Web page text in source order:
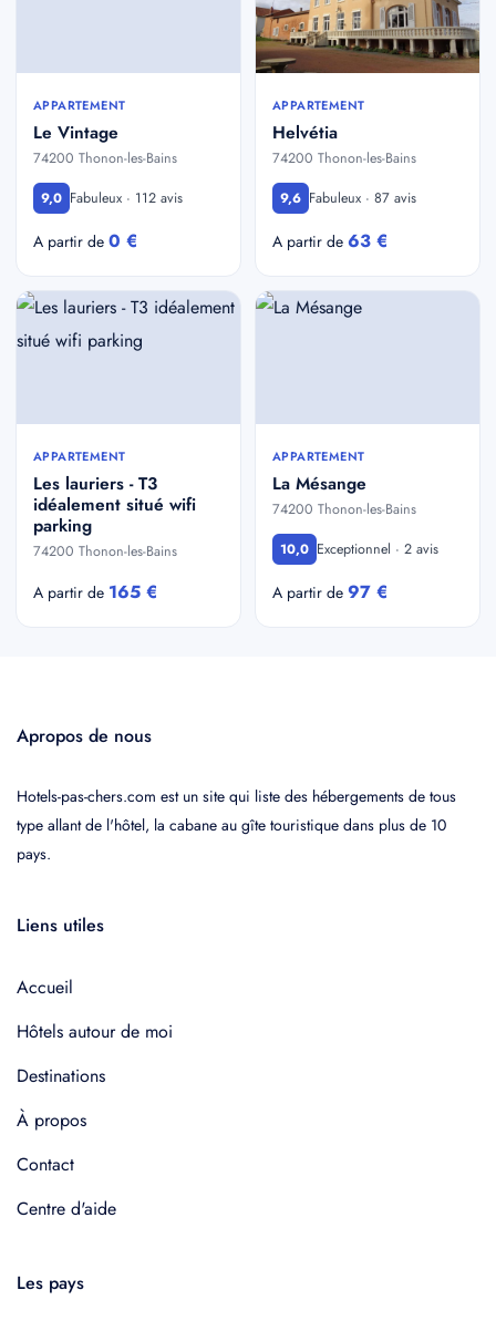
APPARTEMENT
Le Vintage
74200 Thonon-les-Bains
9,0 Fabuleux · 112 avis
A partir de 0 €
APPARTEMENT
Helvétia
74200 Thonon-les-Bains
9,6 Fabuleux · 87 avis
A partir de 63 €
APPARTEMENT
Les lauriers - T3
idéalement situé wifi
parking
74200 Thonon-les-Bains
A partir de 165 €
APPARTEMENT
La Mésange
74200 Thonon-les-Bains
10,0 Exceptionnel · 2 avis
A partir de 97 €
Apropos de nous
Hotels-pas-chers.com est un site qui liste des hébergements de tous
type allant de l'hôtel, la cabane au gîte touristique dans plus de 10
pays.
Liens utiles
Accueil
Hôtels autour de moi
Destinations
À propos
Contact
Centre d'aide
Les pays